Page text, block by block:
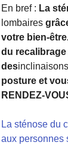
En bref : La
lombaires
votre bien-
du
des
posture et
RENDEZ-
La sténose du
aux personnes